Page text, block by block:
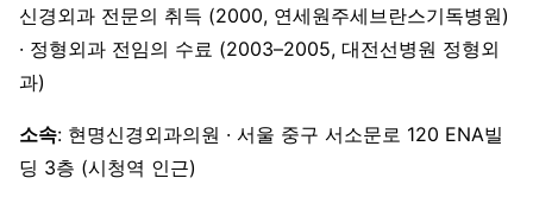
신경외과 전문의 취득 (2000, 연세원주세브란스기독병원)
· 정형외과 전임의 수료 (2003–2005, 대전선병원 정형외
과)
소속: 현명신경외과의원 · 서울 중구 서소문로 120 ENA빌
딩 3층 (시청역 인근)